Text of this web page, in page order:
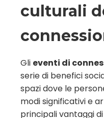
culturali
Gli eventi di
serie di benefici
spazi dove le
modi significativi e
principali vantaggi